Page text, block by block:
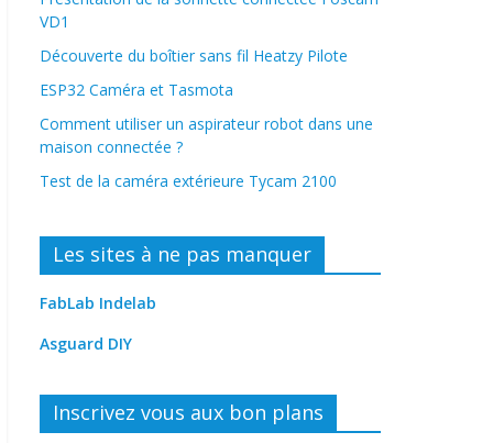
VD1
Découverte du boîtier sans fil Heatzy Pilote
ESP32 Caméra et Tasmota
Comment utiliser un aspirateur robot dans une
maison connectée ?
Test de la caméra extérieure Tycam 2100
Les sites à ne pas manquer
FabLab Indelab
Asguard DIY
Inscrivez vous aux bon plans